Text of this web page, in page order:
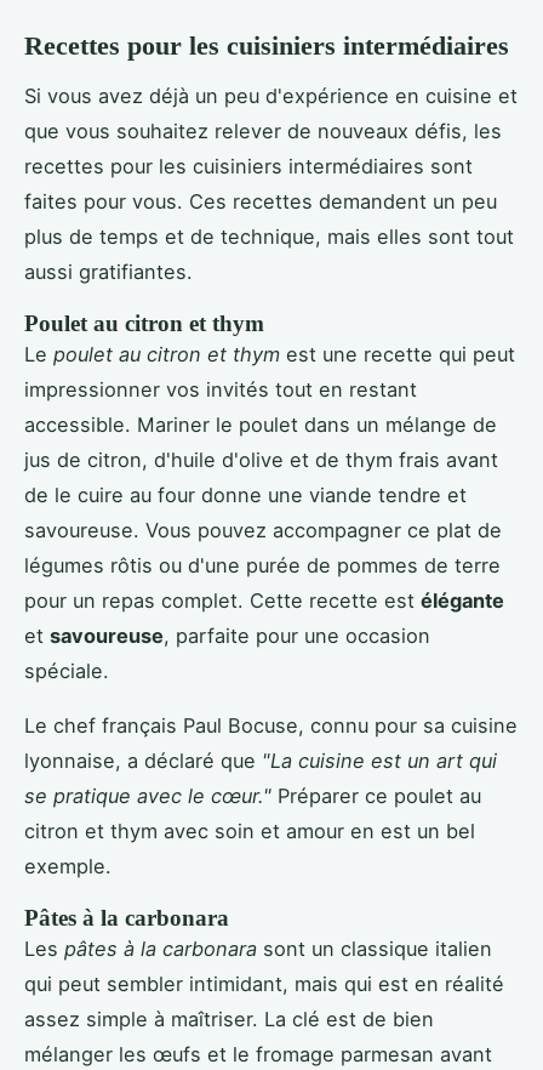
Recettes pour les cuisiniers intermédiaires
Si vous avez déjà un peu d'expérience en cuisine et
que vous souhaitez relever de nouveaux défis, les
recettes pour les cuisiniers intermédiaires sont
faites pour vous. Ces recettes demandent un peu
plus de temps et de technique, mais elles sont tout
aussi gratifiantes.
Poulet au citron et thym
Le poulet au citron et thym est une recette qui peut
impressionner vos invités tout en restant
accessible. Mariner le poulet dans un mélange de
jus de citron, d'huile d'olive et de thym frais avant
de le cuire au four donne une viande tendre et
savoureuse. Vous pouvez accompagner ce plat de
légumes rôtis ou d'une purée de pommes de terre
pour un repas complet. Cette recette est élégante
et savoureuse, parfaite pour une occasion
spéciale.
Le chef français Paul Bocuse, connu pour sa cuisine
lyonnaise, a déclaré que "La cuisine est un art qui
se pratique avec le cœur." Préparer ce poulet au
citron et thym avec soin et amour en est un bel
exemple.
Pâtes à la carbonara
Les pâtes à la carbonara sont un classique italien
qui peut sembler intimidant, mais qui est en réalité
assez simple à maîtriser. La clé est de bien
mélanger les œufs et le fromage parmesan avant